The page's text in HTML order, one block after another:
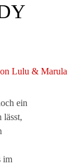
ein
lässt,
im